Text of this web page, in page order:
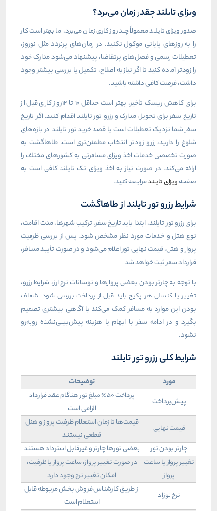
ویزای تایلند چقدر زمان می‌برد؟
صدور ویزای تایلند معمولاً چند روز کاری زمان می‌برد، اما بهتر است کار
را به روزهای پایانی موکول نکنید. در زمان‌های پرتردد مثل نوروز،
تعطیلات رسمی و فصل‌های پرتقاضا، پیشنهاد می‌شود مدارک خود
را زودتر آماده کنید تا اگر نیاز به اصلاح، تکمیل یا بررسی بیشتر وجود
داشت، فرصت کافی داشته باشید.
برای کاهش ریسک تأخیر، بهتر است حداقل ۱۰ تا ۱۲ روز کاری قبل از
تاریخ سفر برای تحویل مدارک و رزرو تور تایلند اقدام کنید. اگر تاریخ
سفر شما نزدیک تعطیلات است یا قصد خرید تور تایلند در بازه‌های
شلوغ را دارید، رزرو زودتر انتخاب مطمئن‌تری است. طاهاگشت به
صورت تخصصی خدمات اخذ ویزای مسافرتی به کشورهای مختلف را
ارائه می‌کند. در صورت نیاز به اخذ ویزای تک تایلند کافی است به
صفحهویزای تایلندمراجعه کنید.
شرایط رزرو تور تایلند از طاهاگشت
برای رزرو تور تایلند، ابتدا باید تاریخ سفر، ترکیب شهرها، مدت اقامت،
نوع هتل و خدمات مورد نظر مشخص شود. پس از بررسی ظرفیت
پرواز و هتل، قیمت نهایی تور اعلام می‌شود و در صورت تأیید مسافر،
قرارداد سفر ثبت خواهد شد.
با توجه به چارتر بودن بعضی پروازها و نوسانات نرخ ارز، شرایط رزرو،
تغییر یا کنسلی هر پکیج باید قبل از پرداخت بررسی شود. شفاف
بودن این موارد به مسافر کمک می‌کند با آگاهی بیشتری تصمیم
بگیرد و در ادامه سفر با ابهام یا هزینه پیش‌بینی‌نشده روبه‌رو
نشود.
شرایط کلی رزرو تور تایلند
مورد
توضیحات
پیش‌پرداخت
پرداخت ۵۰٪ مبلغ تور هنگام عقد قرارداد
الزامی است
قیمت نهایی
قیمت‌ها تا زمان استعلام ظرفیت پرواز و هتل
قطعی نیستند
چارتر بودن تور
بعضی تورها چارتر و غیرقابل استرداد هستند
تغییر پرواز یا ساعت
پرواز
در صورت تغییر پرواز، ساعت پرواز یا ظرفیت،
امکان تغییر نرخ وجود دارد
نرخ نوزاد
از طریق کارشناس فروش بخش مربوطه قابل
استعلام است